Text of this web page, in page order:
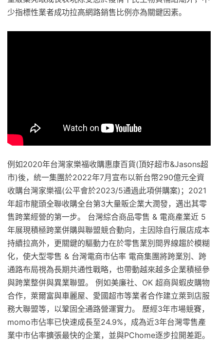
少指標性業者成功拉高網路銷售比例亦為關鍵因素。
例如2020年台灣家樂福收購惠康百貨(頂好超市&Jasons超
市)後，統一集團於2022年7月宣布以新台幣290億元全資
收購台灣家樂福(公平會於2023/5通過此項併購案)；2021
年超市龍頭全聯收購全台第3大量販企業大潤發，邁出其零
售跨業經營的第一步。 台灣綜合商品零售 & 電商產業近 5
年展現積極跨業併購與聯盟競合動向，主因除自行展店成本
持續拉高外，更關鍵的驅動力在於零售業別間界線趨於模糊
化，使大型零售 & 台灣電商市佔率 電商集團將跨業別、跨
通路布局視為長期共通性戰略，也帶動越來越多企業積極參
與跨業整併與異業聯盟。 例如美廉社、OK 超商與蝦皮購物
合作，萊爾富與車麗屋、愛國超市等業者合作建立萊到店服
務大聯盟等，以鞏固全通路營運實力。 歷經3年市場競賽，
momo市佔率已快速成長至24.9%，成為近3年台灣零售產
業中市佔率擴張最快的企業，並與PChome逐步拉開差距。